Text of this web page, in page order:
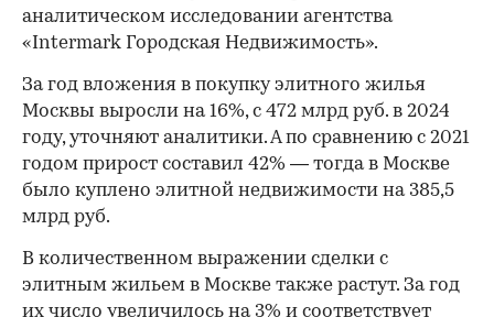
аналитическом исследовании агентства
«Intermark Городская Недвижимость».
За год вложения в покупку элитного жилья
Москвы выросли на 16%, с 472 млрд руб. в 2024
году, уточняют аналитики. А по сравнению с 2021
годом прирост составил 42% — тогда в Москве
было куплено элитной недвижимости на 385,5
млрд руб.
В количественном выражении сделки с
элитным жильем в Москве также растут. За год
их число увеличилось на 3% и соответствует